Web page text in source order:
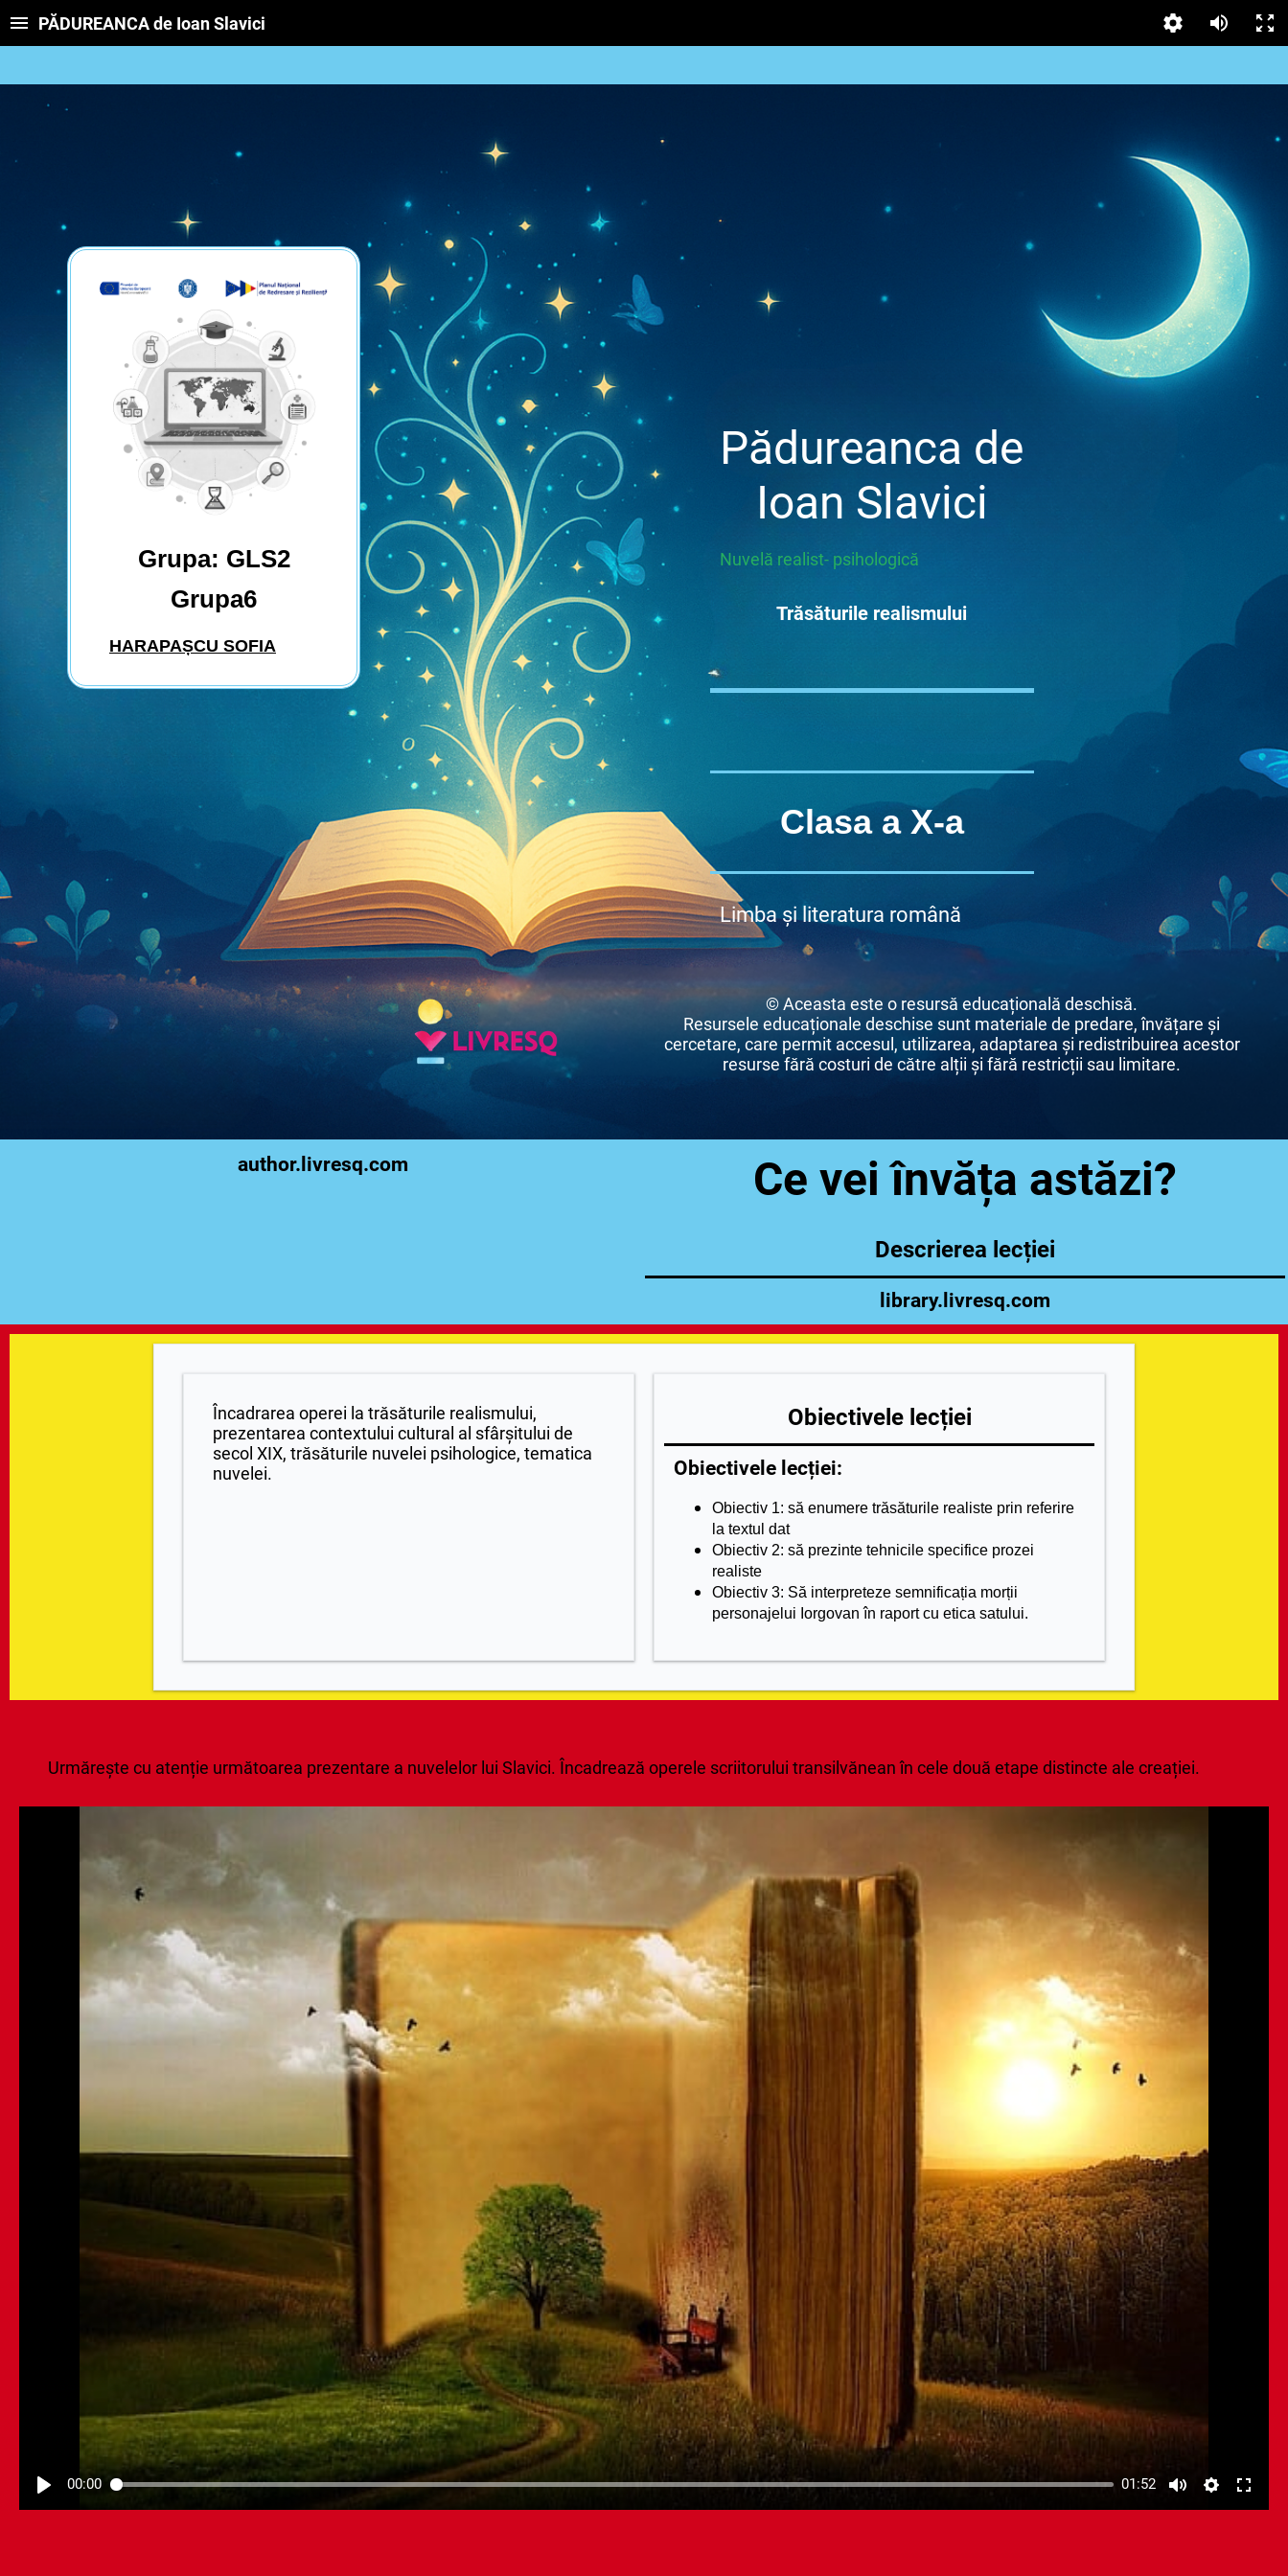
PĂDUREANCA de Ioan Slavici
Grupa: GLS2
Grupa6
HARAPAȘCU SOFIA
Pădureanca de
Ioan Slavici
Nuvelă realist- psihologică
Trăsăturile realismului
Clasa a X-a
Limba și literatura română
© Aceasta este o resursă educațională deschisă.
Resursele educaționale deschise sunt materiale de predare, învățare și
cercetare, care permit accesul, utilizarea, adaptarea și redistribuirea acestor
resurse fără costuri de către alții și fără restricții sau limitare.
author.livresq.com Ce vei învăța astăzi?
Descrierea lecției
library.livresq.com
Încadrarea operei la trăsăturile realismului,
prezentarea contextului cultural al sfârșitului de
secol XIX, trăsăturile nuvelei psihologice, tematica
nuvelei.
Obiectivele lecției
Obiectivele lecției:
Obiectiv 1: să enumere trăsăturile realiste prin referire
la textul dat
Obiectiv 2: să prezinte tehnicile specifice prozei
realiste
Obiectiv 3: Să interpreteze semnificația morții
personajelui Iorgovan în raport cu etica satului.
Urmărește cu atenție următoarea prezentare a nuvelelor lui Slavici. Încadrează operele scriitorului transilvănean în cele două etape distincte ale creației.
00:00 01:52